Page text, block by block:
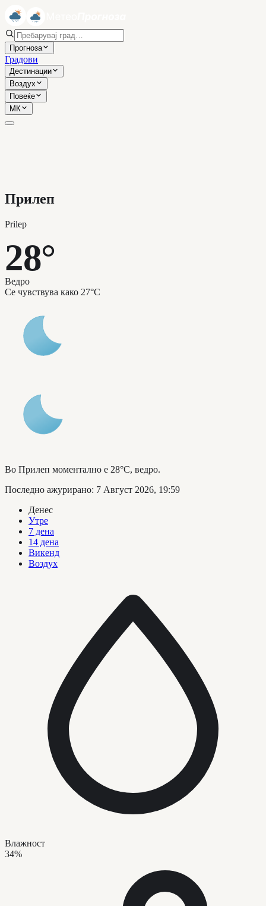
Прогноза
Градови
Дестинации
Воздух
Повеќе
МК
Прилеп
Prilep
28°
Ведро
Се чувствува како 27°C
Во Прилеп моментално е 28°C, ведро.
Последно ажурирано: 7 Август 2026, 19:59
Денес
Утре
7 дена
14 дена
Викенд
Воздух
Влажност
34%